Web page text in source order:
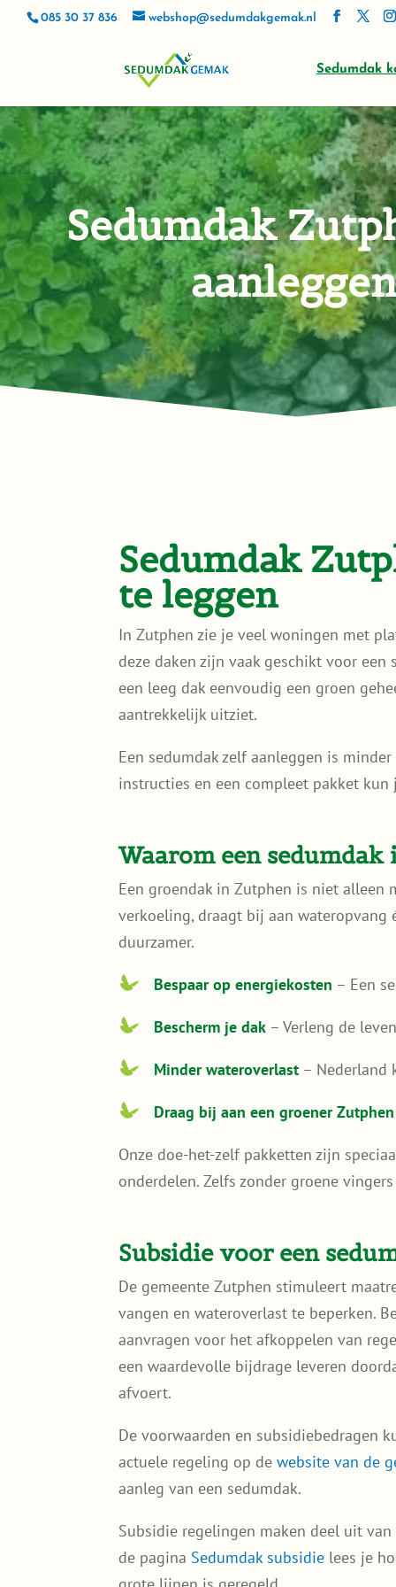
085 30 37 836 webshop@sedumdakgemak.nl
Sedumdak
Sedumdak
Sedumdak
te leggen
In Zutphen zie je veel woningen met
deze daken zijn vaak geschikt voor
een leeg dak eenvoudig een groen
aantrekkelijk uitziet.
Een sedumdak zelf aanleggen is
instructies en een compleet pakket
Waarom een sedumdak
Een groendak in Zutphen is niet alleen
verkoeling, draagt bij aan
duurzamer.
Bespaar op energiekosten – Een
Bescherm je dak – Verleng de
Minder wateroverlast – Nederland
Draag bij aan een groener
Onze doe-het-zelf pakketten zijn
onderdelen. Zelfs zonder groene
Subsidie voor een
De gemeente Zutphen stimuleert
vangen en wateroverlast te beperken.
aanvragen voor het afkoppelen van
een waardevolle bijdrage leveren
afvoert.
De voorwaarden en subsidiebedragen
actuele regeling op dewebsite van de
aanleg van een sedumdak.
Subsidie regelingen maken deel uit
de pagina Sedumdak subsidie lees je